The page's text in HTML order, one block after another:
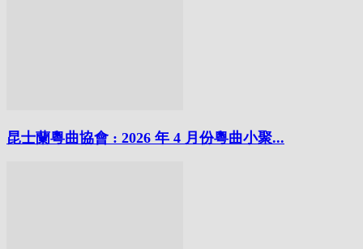
昆士蘭粵曲協會 : 2026 年 4 月份粵曲小聚...